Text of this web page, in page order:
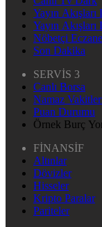
Yayın Akışları
Yayın Akışları
Nöbetçi
Son Dakika
SERVİS 3
Canlı Borsa
Namaz
Puan Durumu
Örnek Burç
FİNANSİF
Altınlar
Dövizler
Hisseler
Kripto Paralar
Pariteler